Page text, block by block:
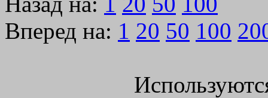
Вперед на: 1 20 50 100